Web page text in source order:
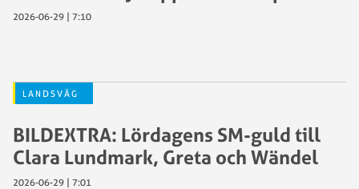
2026-06-29 | 7:10
LANDSVÄG
BILDEXTRA: Lördagens SM-guld till
Clara Lundmark, Greta och Wändel
2026-06-29 | 7:01